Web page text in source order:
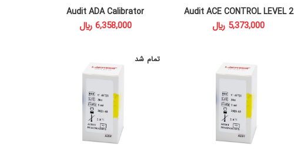
READ MORE
Audit ACE CONTROL LEVEL 2
﷼
ADD TO CART
Audit ADA Calibrator
﷼
تمام شد